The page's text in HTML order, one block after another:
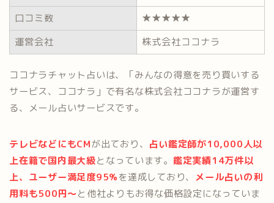
口コミ数
★★★★★
運営会社
株式会社ココナラ
ココナラチャット占いは、「みんなの得意を売り買いする
サービス、ココナラ」で有名な株式会社ココナラが運営す
る、メール占いサービスです。
テレビなどにもCMが出ており、 占い鑑定師が10,000人以
上在籍で国内最大級となっています。 鑑定実績14万件以
上、ユーザー満足度95%を達成しており、 メール占いの利
用料も500円〜と他社よりもお得な価格設定になっていま